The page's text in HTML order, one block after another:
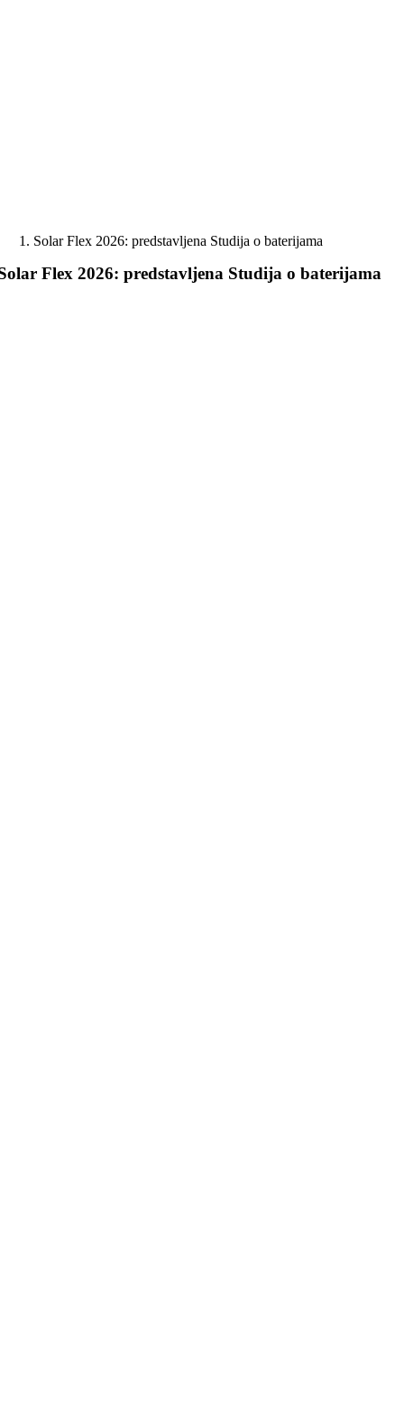
Solar Flex 2026: predstavljena Studija o baterijama
Flex 2026: predstavljena Studija o baterijama